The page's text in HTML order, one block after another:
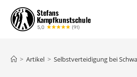
> Artikel > Selbstverteidigung bei